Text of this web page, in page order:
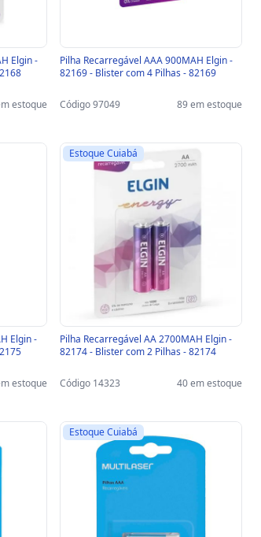
Elgin -
estoque
Pilha Recarregável AAA 900MAH Elgin -
82169 - Blister com 4 Pilhas - 82169
Código 97049 89 em estoque
Elgin -
estoque
Estoque Cuiabá
Pilha Recarregável AA 2700MAH Elgin -
82174 - Blister com 2 Pilhas - 82174
Código 14323 40 em estoque
Estoque Cuiabá